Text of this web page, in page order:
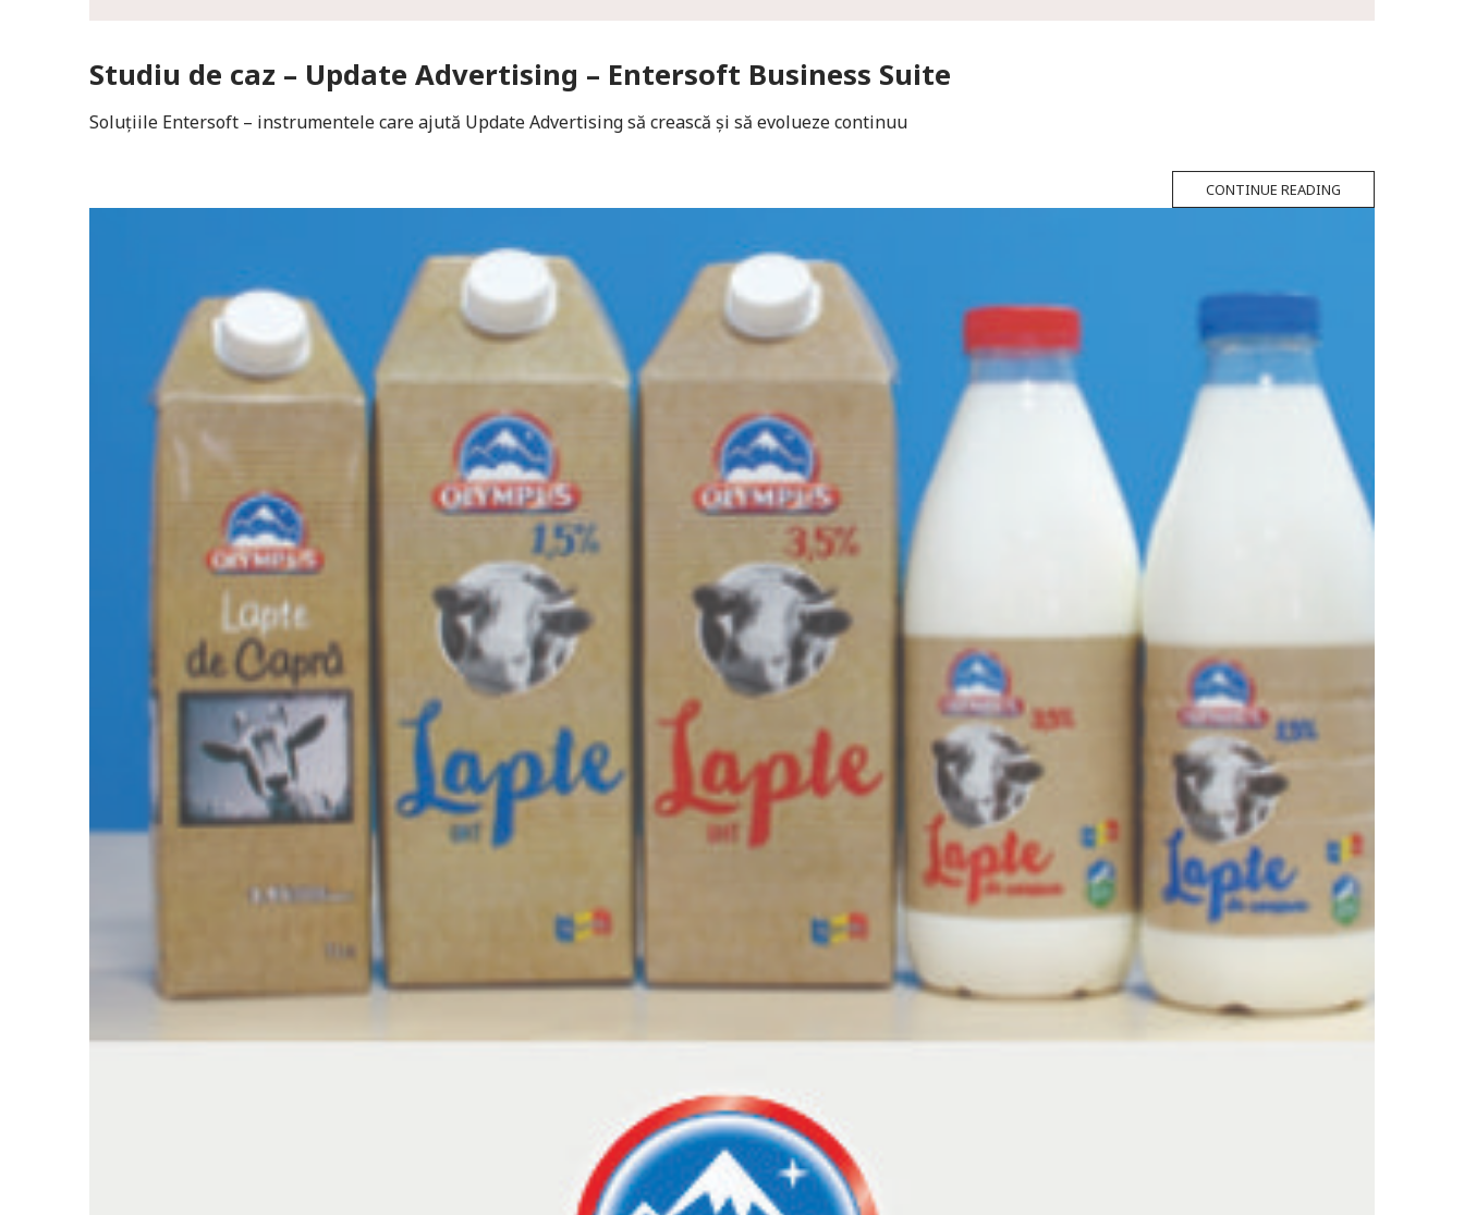
Studiu de caz – Update Advertising – Entersoft Business Suite
Soluțiile Entersoft – instrumentele care ajută Update Advertising să crească și să evolueze continuu
CONTINUE READING